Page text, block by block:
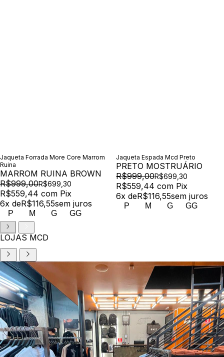
Jaqueta Forrada More Core Marrom
Ruina
MARROM RUINA BROWN
R$999,00R$699,30
R$559,44 com Pix
6x deR$116,55sem juros
P M G GG
Jaqueta Espada Mcd Preto
PRETO MOSTRUÁRIO
R$999,00R$699,30
R$559,44 com Pix
6x deR$116,55sem juros
P M G GG
LOJAS MCD